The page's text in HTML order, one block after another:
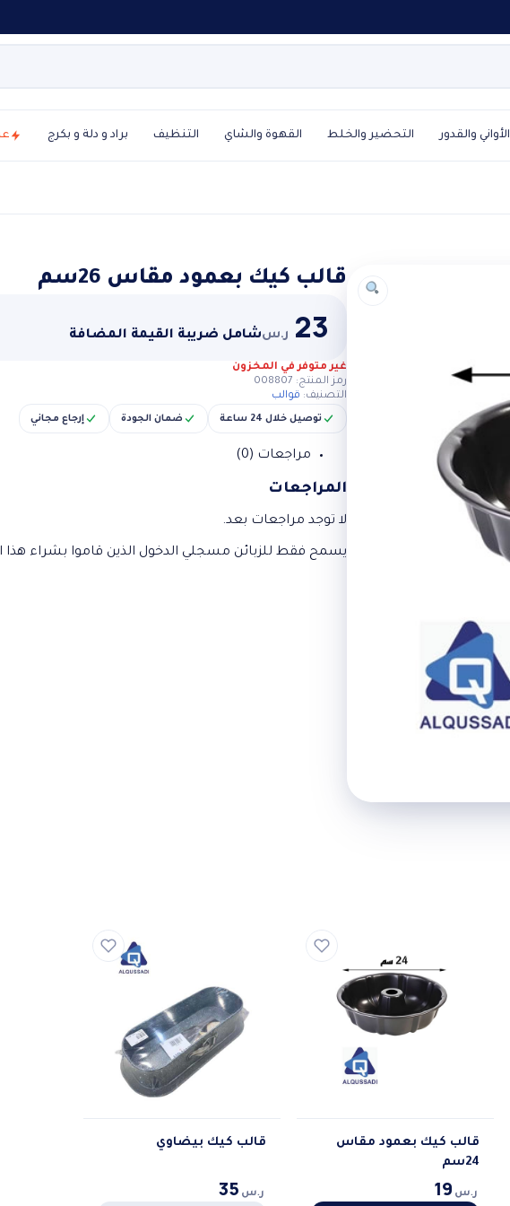
الأواني والقدور التحضير والخلط القهوة والشاي التنظيف براد و دلة و بكرج
قالب كيك بعمود مقاس 26سم
23 ر.سشامل ضريبة القيمة المضافة
غير متوفر في المخزون
رمز المنتج: 008807
التصنيف: قوالب
توصيل خلال 24 ساعة ضمان الجودة إرجاع مجاني
مراجعات (0)
المراجعات
لا توجد مراجعات بعد.
يسمح فقط للزبائن مسجلي الدخول الذين قاموا بشراء هذا
قالب كيك بعمود مقاس
24سم
ر.س 19
قالب كيك بيضاوي
ر.س 35